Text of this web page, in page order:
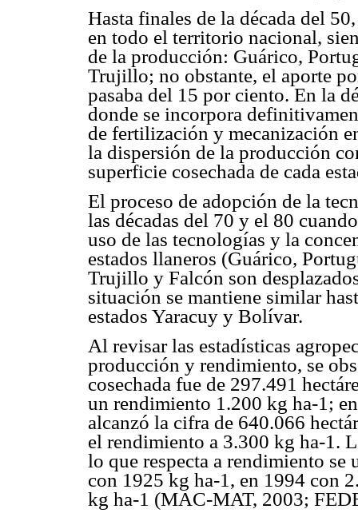
Hasta finales de la década del
en todo el territorio nacional,
de la producción: Guárico,
Trujillo; no obstante, el aporte
pasaba del 15 por ciento. En la
donde se incorpora
de fertilización y mecanización
la dispersión de la producción
superficie cosechada de cada
El proceso de adopción de la
las décadas del 70 y el 80
uso de las tecnologías y la
estados llaneros (Guárico,
Trujillo y Falcón son
situación se mantiene similar
estados Yaracuy y Bolívar.
Al revisar las estadísticas
producción y rendimiento, se
cosechada fue de 297.491
un rendimiento 1.200 kg ha-1;
alcanzó la cifra de 640.066
el rendimiento a 3.300 kg ha-1.
lo que respecta a rendimiento se
con 1925 kg ha-1, en 1994 con
kg ha-1 (MAC-MAT, 2003;